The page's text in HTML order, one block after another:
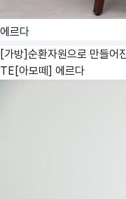
에르다
[가방]순환자원으로 만들어
TE[아모떼] 에르다